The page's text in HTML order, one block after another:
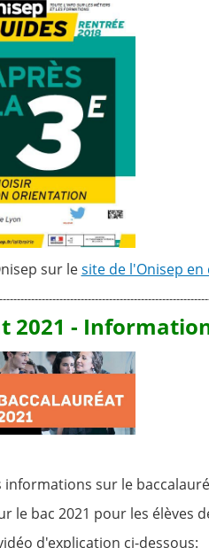
sur lesite de l'Onisep en
2021 -
sur le
le bac 2021 pour les élèves
d'explication ci-dessous: